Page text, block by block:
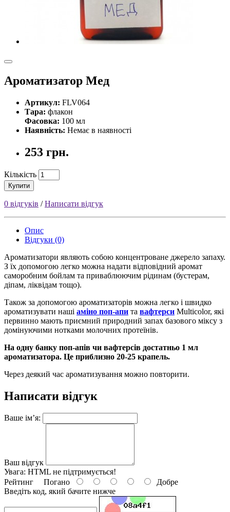
Ароматизатор Мед
Артикул: FLV064
Тара: флакон
Фасовка: 100 мл
Наявність: Немає в наявності
253 грн.
Кількість
Купити
0 відгуків /Написати відгук
Опис
Відгуки (0)
Ароматизатори являють собою концентроване джерело запаху.
З їх допомогою легко можна надати відповідний аромат
саморобним бойлам та приваблюючим рідинам (бустерам,
діпам, ліквідам тощо).
Також за допомогою ароматизаторів можна легко і швидко
ароматизувати наші аміно поп-апи та вафтерси Multicolor, які
первинно мають приємний природний запах базового міксу з
домінуючими нотками молочних протеїнів.
На одну банку поп-апів чи вафтерсів достатньо 1 мл
ароматизатора. Це приблизно 20-25 крапель.
Через деякий час ароматизування можно повторити.
Написати відгук
Ваше ім’я:
Ваш відгук
Увага: HTML не підтримується!
Рейтинг Погано
Добре
Введіть код, який бачите нижче